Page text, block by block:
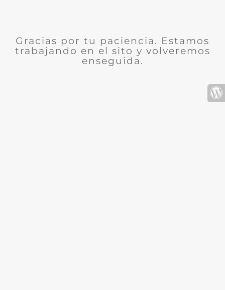
Gracias por tu paciencia. Estamos
trabajando en el sito y volveremos
enseguida.